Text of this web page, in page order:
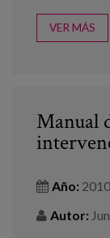
VER MÁS
Manual
Año: 2010
Autor: